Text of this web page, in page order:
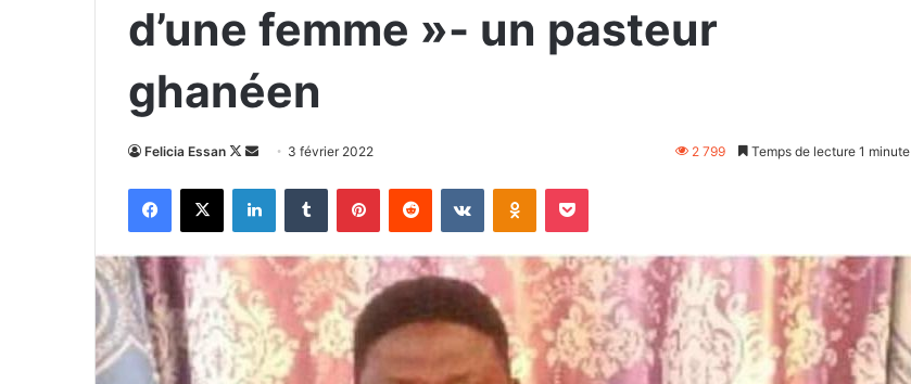
d’une femme »- un pasteur
ghanéen
Felicia Essan
Follow
X
Envoyer3 février 2022 2 799 Temps de lecture 1 minute
Facebook
X LinkedinTumblr PinterestReddit VKontakteOdnoklassniki
Pocket